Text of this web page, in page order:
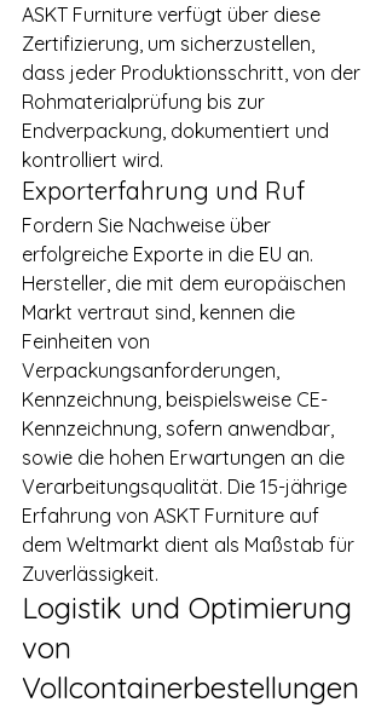
ASKT Furniture verfügt über diese
Zertifizierung, um sicherzustellen,
dass jeder Produktionsschritt, von der
Rohmaterialprüfung bis zur
Endverpackung, dokumentiert und
kontrolliert wird.
Exporterfahrung und Ruf
Fordern Sie Nachweise über
erfolgreiche Exporte in die EU an.
Hersteller, die mit dem europäischen
Markt vertraut sind, kennen die
Feinheiten von
Verpackungsanforderungen,
Kennzeichnung, beispielsweise CE-
Kennzeichnung, sofern anwendbar,
sowie die hohen Erwartungen an die
Verarbeitungsqualität. Die 15-jährige
Erfahrung von ASKT Furniture auf
dem Weltmarkt dient als Maßstab für
Zuverlässigkeit.
Logistik und Optimierung
von
Vollcontainerbestellungen